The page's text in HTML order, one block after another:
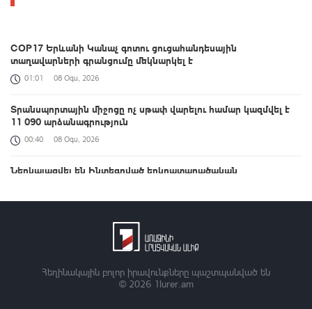
COP17 Երևանի Կանաչ գոտու ցուցահանդեսային
տաղավարների գրանցումը մեկնարկել է
01:01 08 Օգս, 2026
Տրանսպորտային միջոցը ոչ սթափ վարելու համար կազմվել է
11 090 արձանագրություն
00:40 08 Օգս, 2026
Ներկայացվել են Ինտեգրված երկրատարածական
ԱՄՆ Սենատը Ռուսաստանի դեմ լայնածավալ
00:21 08 Օգս, 2026
Հեղինակային բոլոր իրավունքները պաշտպանված են
© 2026 1lurer.am